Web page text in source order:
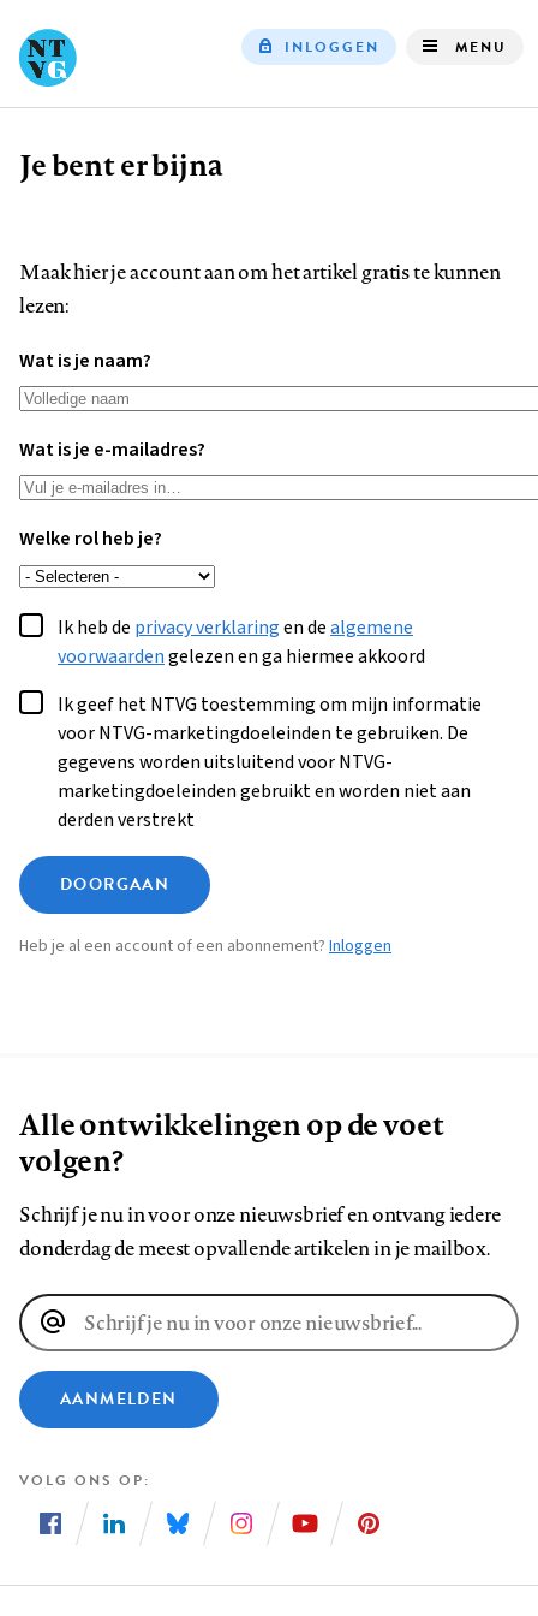
INLOGGEN MENU
Kruimelpad
Je bent er bijna
Maak hier je account aan om het artikel gratis te kunnen
lezen:
Wat is je naam?
Wat is je e-mailadres?
Welke rol heb je?
Ik heb de privacy verklaringen dealgemene
voorwaardengelezen en ga hiermee akkoord
Ik geef het NTVG toestemming om mijn informatie
voor NTVG-marketingdoeleinden te gebruiken. De
gegevens worden uitsluitend voor NTVG-
marketingdoeleinden gebruikt en worden niet aan
derden verstrekt
DOORGAAN
Heb je al een account of een abonnement? Inloggen
Alle ontwikkelingen op de voet
volgen?
Schrijf je nu in voor onze nieuwsbrief en ontvang iedere
donderdag de meest opvallende artikelen in je mailbox.
E-
mailadres
AANMELDEN
VOLG ONS OP
ons
ons
ons
ons
ons
ons